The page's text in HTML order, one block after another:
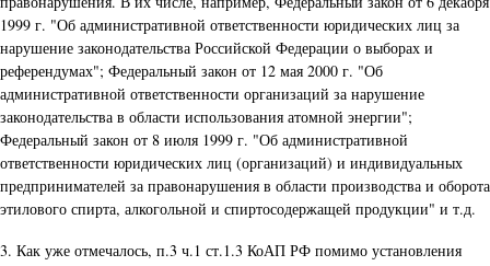
1999 г. "Об административной ответственности юридических лиц за
нарушение законодательства Российской Федерации о выборах и
референдумах"; Федеральный закон от 12 мая 2000 г. "Об
административной ответственности организаций за нарушение
законодательства в области использования атомной энергии";
Федеральный закон от 8 июля 1999 г. "Об административной
ответственности юридических лиц (организаций) и индивидуальных
предпринимателей за правонарушения в области производства и оборота
этилового спирта, алкогольной и спиртосодержащей продукции" и т.д.
3. Как уже отмечалось, п.3 ч.1 ст.1.3 КоАП РФ помимо установления